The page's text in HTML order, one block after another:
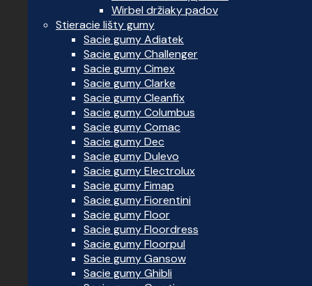
Wirbel držiaky padov
Stieracie lišty gumy
Sacie gumy Adiatek
Sacie gumy Challenger
Sacie gumy Cimex
Sacie gumy Clarke
Sacie gumy Cleanfix
Sacie gumy Columbus
Sacie gumy Comac
Sacie gumy Dec
Sacie gumy Dulevo
Sacie gumy Electrolux
Sacie gumy Fimap
Sacie gumy Fiorentini
Sacie gumy Floor
Sacie gumy Floordress
Sacie gumy Floorpul
Sacie gumy Gansow
Sacie gumy Ghibli